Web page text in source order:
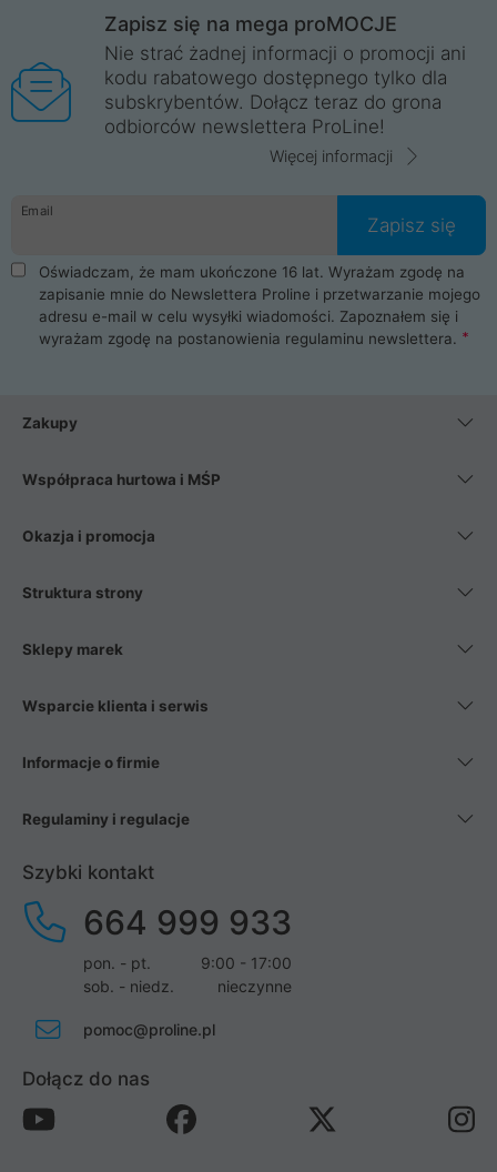
Wrocław, Poznań, Legnica, Katowice, Gliwice, Kalisz, Bytom,
Trzebnica, Opole. Szybka i profesjonalna obsługa!
ProLine to polska firma ze 100% polskim kapitałem. Działamy
legalnie i płacimy podatki w naszym kraju! Posiadamy siedzibę
główną w Mirkowie oraz salony na terenie kraju. Cała
komunikacja ze sklepem komputerowym ProLine jest
danych osobowych. Dlatego zakup notebooka albo laptopa w
ProLine to czysta przyjemność i pełne bezpieczeństwo.
Zaopatrzysz się u nas w akcesoria i części komputerowe
takie jak procesory, karty graficzne, płyty główne, pamięci,
dyski SSD, M.2 oraz HDD. Nasi pracownicy pomogą Ci wybrać
najlepszy zasilacz komputerowy oraz obudowę do komputera.
Poza komputerami mamy również najlepsze na rynku
Smartfony takich producentów jak Xiaomi, Apple, Samsung i
wentylatory. Na koniec mając już to wszystko, możesz
Zapisz się na mega proMOCJE
Nie strać żadnej informacji o promocji ani
kodu rabatowego dostępnego tylko dla
subskrybentów. Dołącz teraz do grona
odbiorców newslettera ProLine!
Więcej informacji
Email
Zapisz się
Oświadczam, że mam ukończone 16 lat. Wyrażam zgodę na
zapisanie mnie do Newslettera Proline i przetwarzanie mojego
adresu e-mail w celu wysyłki wiadomości. Zapoznałem się i
wyrażam zgodę na postanowienia regulaminu newslettera.
Zakupy
Współpraca hurtowa i MŚP
Okazja i promocja
Struktura strony
Sklepy marek
Wsparcie klienta i serwis
Informacje o firmie
Regulaminy i regulacje
Szybki kontakt
664 999 933
pon. - pt.
9:00 - 17:00
sob. - niedz.
nieczynne
pomoc@proline.pl
Dołącz do nas